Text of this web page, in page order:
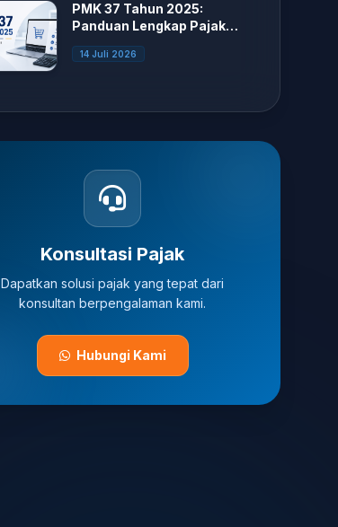
PMK 37 Tahun 2025:
Panduan Lengkap Pajak
E-Commerce bagi Seller
Marketplace
14 Juli 2026
Konsultasi Pajak
Dapatkan solusi pajak yang tepat dari
konsultan berpengalaman kami.
Hubungi Kami